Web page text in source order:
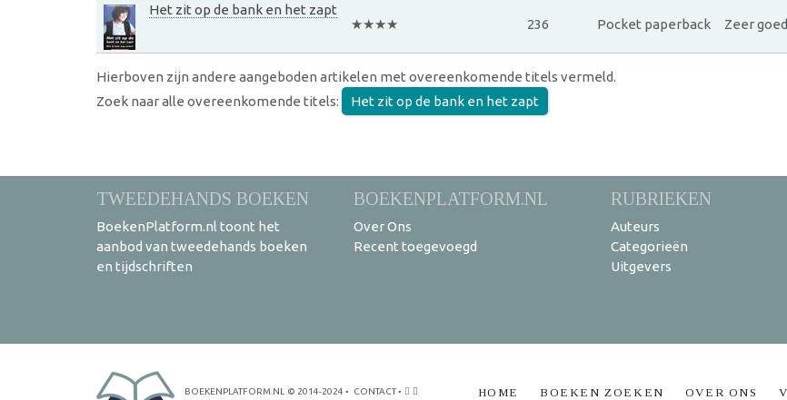
Het zit op de bank en het zapt
★★★★
236 Pocket paperback Zeer goed
Hierboven zijn andere aangeboden artikelen met overeenkomende titels vermeld.
Zoek naar alle overeenkomende titels:
Het zit op de bank en het zapt
TWEEDEHANDS BOEKEN
BoekenPlatform.nl toont het
aanbod van tweedehands boeken
en tijdschriften
BOEKENPLATFORM.NL
Over Ons
Recent toegevoegd
RUBRIEKEN
Auteurs
Categorieën
Uitgevers
BOEKENPLATFORM.NL © 2014-2024 • CONTACT• HOME BOEKEN ZOEKEN OVER ONS